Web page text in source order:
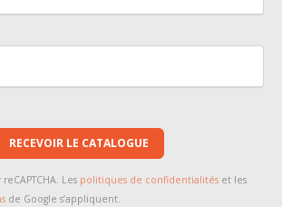
RECEVOIR LE CATALOGUE
Les politiques de confidentialités et les
de Google s’appliquent.